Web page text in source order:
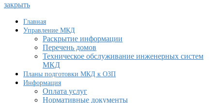
закрыть
Главная
Управление МКД
Раскрытие информации
Перечень домов
Техническое обслуживание инженерных систем
МКД
Планы подготовки МКД к ОЗП
Информация
Оплата услуг
Нормативные документы